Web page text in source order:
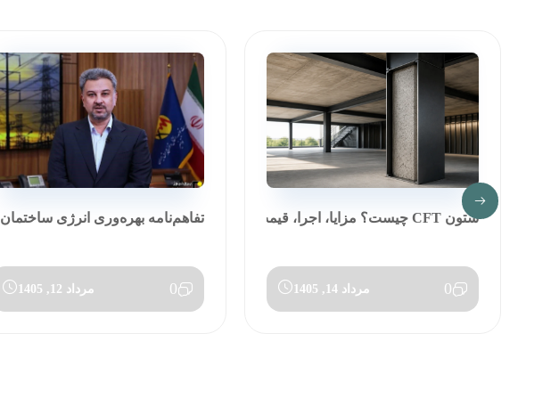
ستون CFT چیست؟ مزایا، اجرا، قیمت و مق...
0 مرداد 14, 1405
تفاهم‌نامه بهره‌وری انرژی ساختمان
0 مرداد 12, 1405